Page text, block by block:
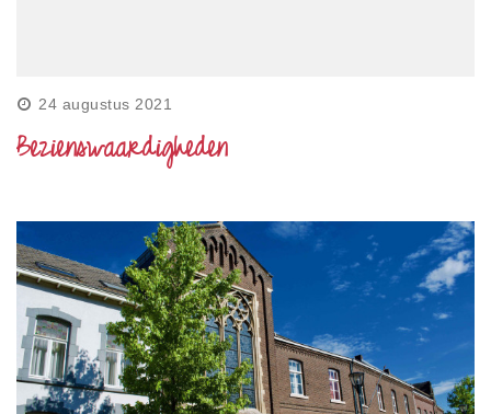
24 augustus 2021
Bezienswaardigheden